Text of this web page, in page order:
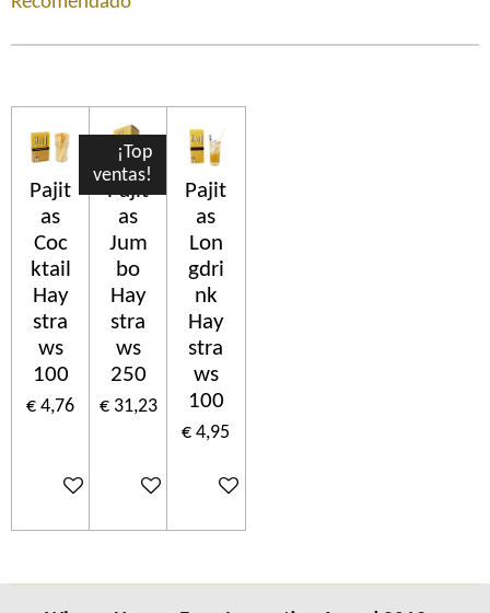
Pajit
as
Coc
ktail
Hay
stra
ws
100
€ 4,76
In winkelwagen
¡Top
ventas!
Pajit
as
Jum
bo
Hay
stra
ws
250
€ 31,23
In winkelwagen
Pajit
as
Lon
gdri
nk
Hay
stra
ws
100
€ 4,95
In winkelwagen